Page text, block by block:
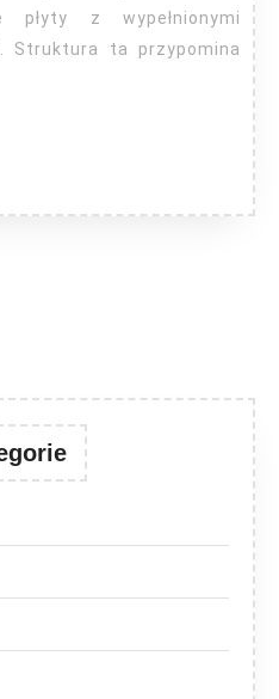
płyty z wypełnionymi
Struktura ta przypomina